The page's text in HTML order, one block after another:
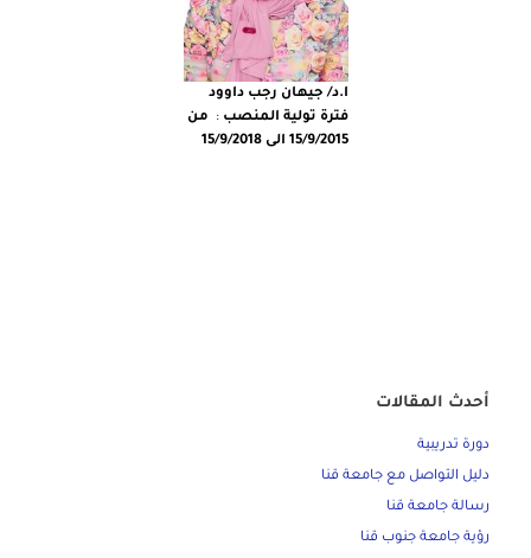
ا.د/ جيهان رجب داوود
فترة تولية المنصب :
من
15/9/2015 الى 15/9/2018
أحدث المقالات
دورة تدريبية
دليل التواصل مع جامعة قنا
رسالة جامعة قنا
رؤية جامعة جنوب قنا